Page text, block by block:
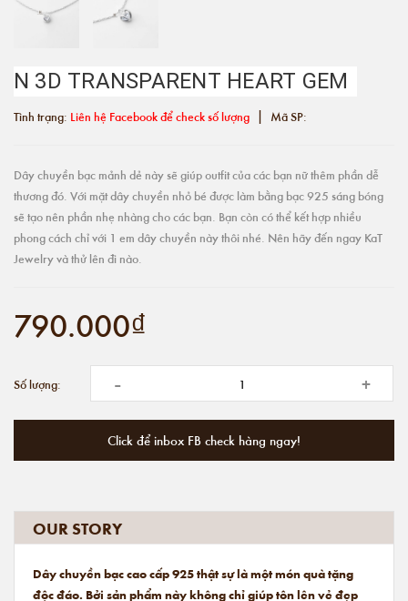
N 3D TRANSPARENT HEART GEM
Tình trạng: Liên hệ Facebook để check số lượng | Mã SP:
Dây chuyền bạc mảnh dẻ này sẽ giúp outfit của các bạn nữ thêm phần dễ
thương đó. Với mặt dây chuyền nhỏ bé được làm bằng bạc 925 sáng bóng
sẽ tạo nên phần nhẹ nhàng cho các bạn. Bạn còn có thể kết hợp nhiều
phong cách chỉ với 1 em dây chuyền này thôi nhé. Nên hãy đến ngay KaT
Jewelry và thử lên đi nào.
790.000₫
Số lượng: - +
Click để inbox FB check hàng ngay!
OUR STORY
Dây chuyền bạc cao cấp 925 thật sự là một món quà tặng
độc đáo. Bởi sản phẩm này không chỉ giúp tôn lên vẻ đẹp